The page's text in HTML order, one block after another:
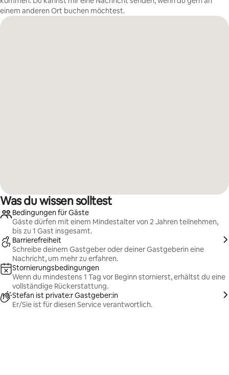
einem anderen Ort buchen möchtest.
Was du wissen solltest
Bedingungen für Gäste
Gäste dürfen mit einem Mindestalter von 2 Jahren teilnehmen,
bis zu 1 Gast insgesamt.
Barrierefreiheit
Schreibe deinem Gastgeber oder deiner Gastgeberin eine
Nachricht, um mehr zu erfahren.
Stornierungsbedingungen
Wenn du mindestens 1 Tag vor Beginn stornierst, erhältst du eine
vollständige Rückerstattung.
Stefan ist private:r Gastgeber:in
Er/Sie ist für diesen Service verantwortlich.